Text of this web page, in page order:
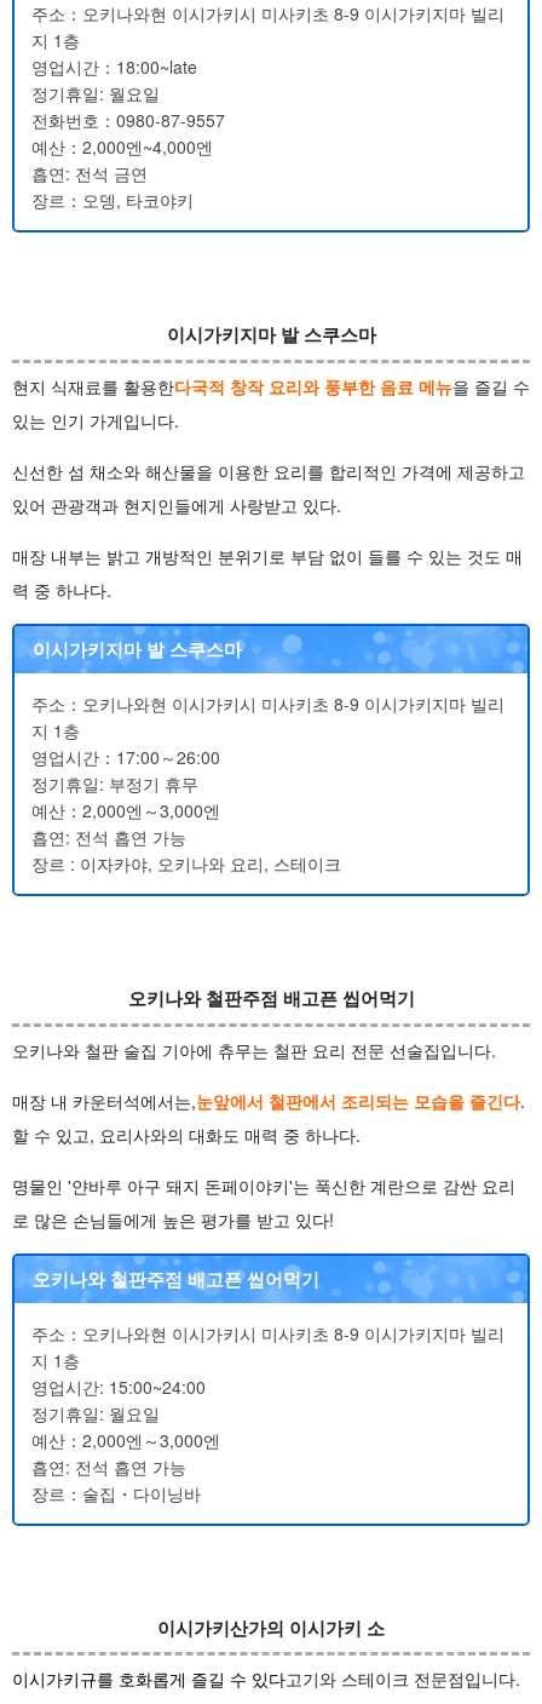
주소：오키나와현 이시가키시 미사키초 8-9 이시가키지마 빌리
지 1층
영업시간：18:00~late
정기휴일: 월요일
전화번호：0980-87-9557
예산：2,000엔~4,000엔
흡연: 전석 금연
장르：오뎅, 타코야키
이시가키지마 발 스쿠스마
현지 식재료를 활용한다국적 창작 요리와 풍부한 음료 메뉴을 즐길 수
있는 인기 가게입니다.
신선한 섬 채소와 해산물을 이용한 요리를 합리적인 가격에 제공하고
있어 관광객과 현지인들에게 사랑받고 있다.
매장 내부는 밝고 개방적인 분위기로 부담 없이 들를 수 있는 것도 매
력 중 하나다.
이시가키지마 발 스쿠스마
주소：오키나와현 이시가키시 미사키초 8-9 이시가키지마 빌리
지 1층
영업시간：17:00～26:00
정기휴일: 부정기 휴무
예산：2,000엔～3,000엔
흡연: 전석 흡연 가능
장르 : 이자카야, 오키나와 요리, 스테이크
오키나와 철판주점 배고픈 씹어먹기
오키나와 철판 술집 기아에 츄무는 철판 요리 전문 선술집입니다.
매장 내 카운터석에서는,눈앞에서 철판에서 조리되는 모습을 즐긴다.
할 수 있고, 요리사와의 대화도 매력 중 하나다.
명물인 '얀바루 아구 돼지 돈페이야키'는 푹신한 계란으로 감싼 요리
로 많은 손님들에게 높은 평가를 받고 있다!
오키나와 철판주점 배고픈 씹어먹기
주소：오키나와현 이시가키시 미사키초 8-9 이시가키지마 빌리
지 1층
영업시간: 15:00~24:00
정기휴일: 월요일
예산：2,000엔～3,000엔
흡연: 전석 흡연 가능
장르：술집・다이닝바
이시가키산가의 이시가키 소
이시가키규를 호화롭게 즐길 수 있다고기와 스테이크 전문점입니다.